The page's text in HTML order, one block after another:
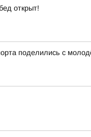
открыт!
поделились с